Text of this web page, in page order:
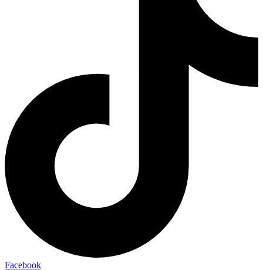
Facebook